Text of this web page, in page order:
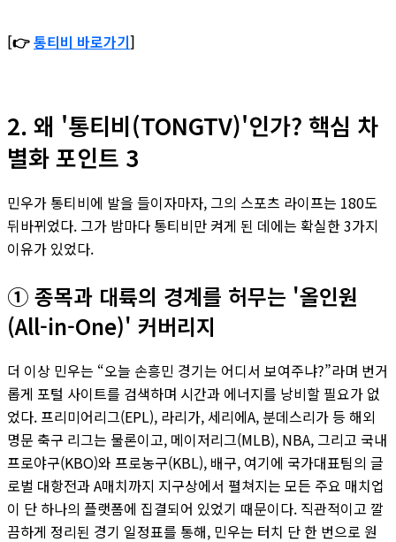
[👉통티비 바로가기]
2. 왜 '통티비(TONGTV)'인가? 핵심 차
별화 포인트 3
민우가 통티비에 발을 들이자마자, 그의 스포츠 라이프는 180도
뒤바뀌었다. 그가 밤마다 통티비만 켜게 된 데에는 확실한 3가지
이유가 있었다.
① 종목과 대륙의 경계를 허무는 '올인원
(All-in-One)' 커버리지
더 이상 민우는 “오늘 손흥민 경기는 어디서 보여주냐?”라며 번거
롭게 포털 사이트를 검색하며 시간과 에너지를 낭비할 필요가 없
었다. 프리미어리그(EPL), 라리가, 세리에A, 분데스리가 등 해외
명문 축구 리그는 물론이고, 메이저리그(MLB), NBA, 그리고 국내
프로야구(KBO)와 프로농구(KBL), 배구, 여기에 국가대표팀의 글
로벌 대항전과 A매치까지 지구상에서 펼쳐지는 모든 주요 매치업
이 단 하나의 플랫폼에 집결되어 있었기 때문이다. 직관적이고 깔
끔하게 정리된 경기 일정표를 통해, 민우는 터치 단 한 번으로 원